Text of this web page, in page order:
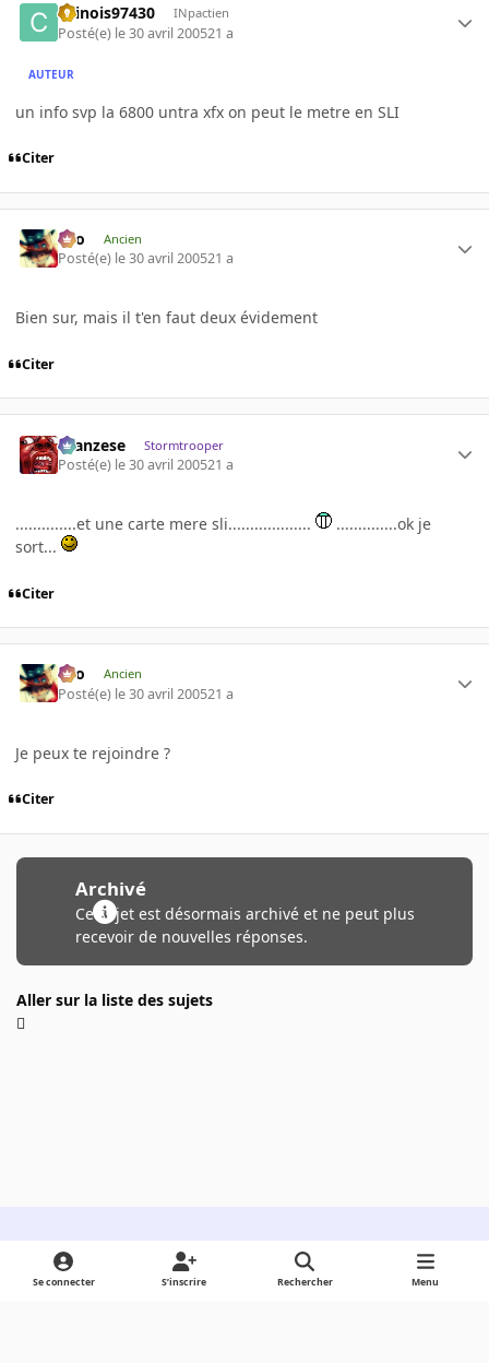
chinois97430 INpactien
Posté(e) le 30 avril 200521 a
AUTEUR
un info svp la 6800 untra xfx on peut le metre en SLI
Citer
eYo Ancien
Posté(e) le 30 avril 200521 a
Bien sur, mais il t'en faut deux évidement
Citer
ilcanzese Stormtrooper
Posté(e) le 30 avril 200521 a
..............et une carte mere sli...................
..............ok je
sort...
Citer
eYo Ancien
Posté(e) le 30 avril 200521 a
Je peux te rejoindre ?
Citer
Archivé
Ce sujet est désormais archivé et ne peut plus
recevoir de nouvelles réponses.
Aller sur la liste des sujets
Light ModeDark ModeSystem Preference
Se connecter S’inscrire Rechercher Menu